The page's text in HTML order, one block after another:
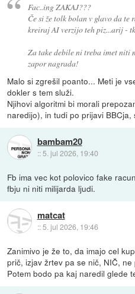
Fac..ing ZAKAJ???
Če si že tolk bolan v glavo da
kreiraj AI verzijo teh piz...arij -
Za take debile ni treba imet niti
zapor nagrada!
Malo si zgrešil poanto... Meti je
dokler s tem služi.
Njihovi algoritmi bi morali
naredijo), in tudi po prijavi
bambam20
:: 5. jul 2026, 19:40
Fb ima vec kot polovico fake
fbju ni niti milijarda ljudi.
matcat
::5. jul 2026, 19:46
Zanimivo je že to, da imajo cel
prič, izjav žrtev pa se nič, NIČ,
Potem bodo pa kaj naredil glede